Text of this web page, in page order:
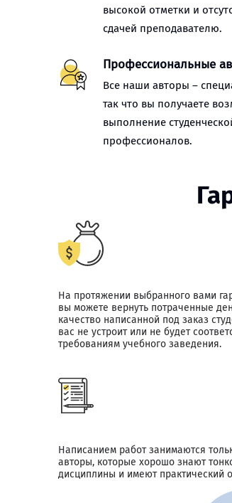
высокой отметки и
сдачей преподавателю.
Профессиональные
Все наши авторы –
так что вы получаете
выполнение
профессионалов.
На протяжении выбранного вами
вы можете вернуть потраченные
качество написанной под заказ
вас не устроит или не будет
требованиям учебного заведения.
Написанием работ занимаются
авторы, которые хорошо знают
дисциплины и имеют практический